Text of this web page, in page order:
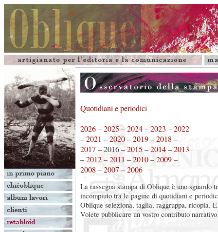
Quotidiani e periodici
2026–2025 –2024–2023 –2022
–2021 –2020–2019–2018 –
2017 – 2016 –2015 –2014–2013
–2012–2011 –2010–2009–
2008 –2007–2006
La rassegna stampa di Oblique è uno sguardo
incompiuto tra le pagine di quotidiani e
Oblique seleziona, taglia, raggruppa, ricopia.
Volete pubblicare un vostro contributo